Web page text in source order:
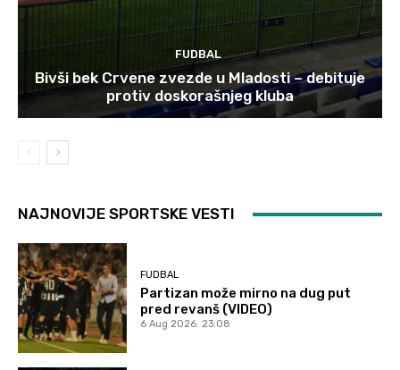
FUDBAL
Bivši bek Crvene zvezde u Mladosti – debituje
protiv doskorašnjeg kluba
NAJNOVIJE SPORTSKE VESTI
FUDBAL
Partizan može mirno na dug put
pred revanš (VIDEO)
6 Aug 2026. 23:08